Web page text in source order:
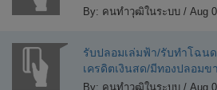
By: คนทำวุฒิในระบบ / Aug
รับปลอมเล่มฟ้า/รับทำโฉน
เครดิตเงินสด/มีทองปลอมข
By: คนทำวุฒิในระบบ / Aug